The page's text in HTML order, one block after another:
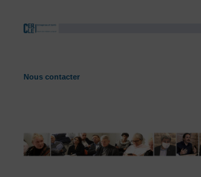
Nous contacter